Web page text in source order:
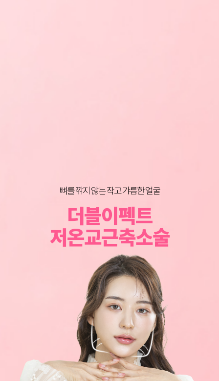
뼈를 깎지 않는 작고 갸름한 얼굴
더블이펙트
저온교근축소술
그림성형외과 노하우로 되살아나는 얼굴라인
심부볼지방제거
너만 몰랐던 턱살 리프팅 꿀팁
턱살지방흡입
어느 각도로 봐도 가장 예쁜 턱라인
이중턱지방흡입
BEFORE & AFTER
이동진 원장의
SOLUTION